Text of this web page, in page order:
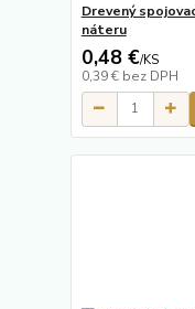
Drevený
náteru
0,48 €/KS
0,39 € bez DPH